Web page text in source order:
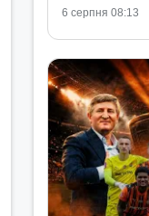
6 серпня 08:13